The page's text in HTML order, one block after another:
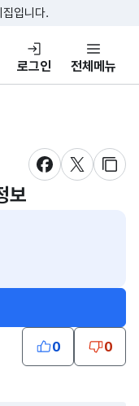
로가기
가기
입니다.
털
로그인 전체메뉴
새창 열림새창 열림
새창
보
0 0